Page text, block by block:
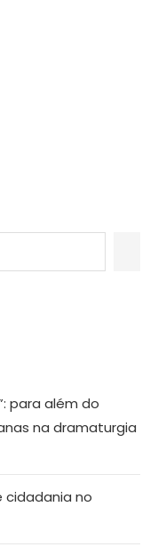
para além do
na dramaturgia
cidadania no